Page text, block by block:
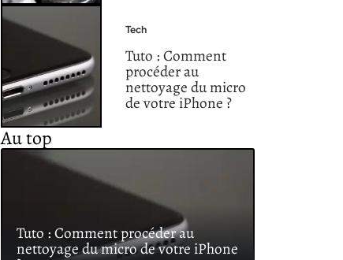
Tech
Tuto : Comment
procéder au
nettoyage du micro
de votre iPhone ?
Au top
Tuto : Comment procéder au
nettoyage du micro de votre iPhone